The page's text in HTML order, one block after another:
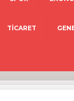
TİCARET